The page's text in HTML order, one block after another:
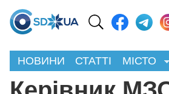
НОВИНИ СТАТТІ МІСТО